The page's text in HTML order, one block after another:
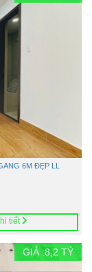
6M ĐẸP LL
tiết
GIÁ :8,2 TỶ